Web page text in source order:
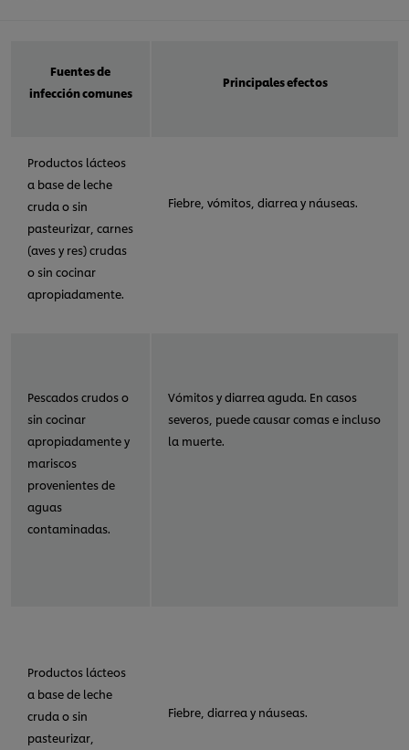
Fuentes de
infección comunes
Principales efectos
Productos lácteos
a base de leche
cruda o sin
pasteurizar, carnes
(aves y res) crudas
o sin cocinar
apropiadamente.
Fiebre, vómitos, diarrea y náuseas.
Pescados crudos o
sin cocinar
apropiadamente y
mariscos
provenientes de
aguas
contaminadas.
Vómitos y diarrea aguda. En casos
severos, puede causar comas e incluso
la muerte.
Productos lácteos
a base de leche
cruda o sin
pasteurizar,
Fiebre, diarrea y náuseas.